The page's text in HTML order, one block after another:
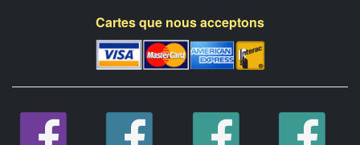
Cartes que nous acceptons